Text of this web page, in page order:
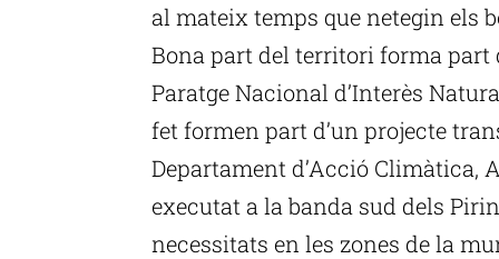
al mateix temps que netegin els
Bona part del territori forma part
Paratge Nacional d’Interès
fet formen part d’un projecte
Departament d’Acció Climàtica,
executat a la banda sud dels
necessitats en les zones de la